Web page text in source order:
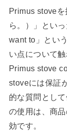
Primus stove
ら。）」とい
want to」とい
い点について
Primus stove
stoveには保証
的な質問とし
の使用は、商
効です。